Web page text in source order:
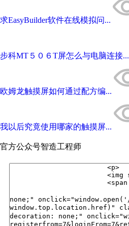
求EasyBuilder软件在线模拟问...
步科MT５０６T屏怎么与电脑连接...
欧姆龙触摸屏如何通过配方编...
我以后究竟使用哪家的触摸屏...
官方公众号智造工程师